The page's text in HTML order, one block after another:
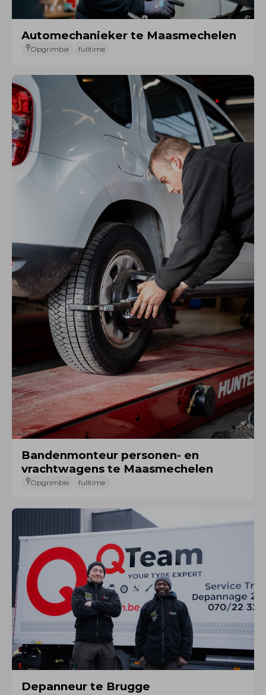
Automechanieker te Maasmechelen
Opgrimbie fulltime
Bandenmonteur personen- en
vrachtwagens te Maasmechelen
Opgrimbie fulltime
Depanneur te Brugge